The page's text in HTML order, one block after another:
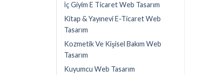
İç Giyim E Ticaret Web Tasarım
Kitap & Yayınevi E-Ticaret Web
Tasarım
Kozmetik Ve Kişisel Bakım Web
Tasarım
Kuyumcu Web Tasarım